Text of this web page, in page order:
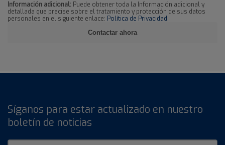
Información adicional: Puede obtener toda la Información adicional y
detallada que precise sobre el tratamiento y protección de sus datos
personales en el siguiente enlace: Política de Privacidad.
Síganos para estar actualizado en nuestro
boletín de noticias